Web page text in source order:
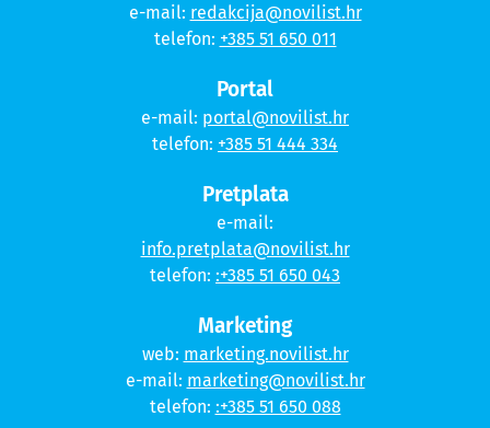
e-mail: redakcija@novilist.hr
telefon: +385 51 650 011
Portal
e-mail: portal@novilist.hr
telefon: +385 51 444 334
Pretplata
e-mail:
info.pretplata@novilist.hr
telefon: :+385 51 650 043
Marketing
web: marketing.novilist.hr
e-mail: marketing@novilist.hr
telefon: :+385 51 650 088